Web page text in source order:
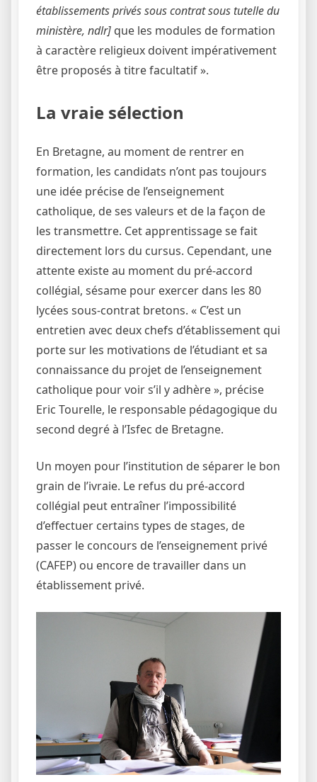
établissements privés sous contrat sous tutelle du
ministère, ndlr] que les modules de formation
à caractère religieux doivent impérativement
être proposés à titre facultatif ».
La vraie sélection
En Bretagne, au moment de rentrer en
formation, les candidats n’ont pas toujours
une idée précise de l’enseignement
catholique, de ses valeurs et de la façon de
les transmettre. Cet apprentissage se fait
directement lors du cursus. Cependant, une
attente existe au moment du pré-accord
collégial, sésame pour exercer dans les 80
lycées sous-contrat bretons. « C’est un
entretien avec deux chefs d’établissement qui
porte sur les motivations de l’étudiant et sa
connaissance du projet de l’enseignement
catholique pour voir s’il y adhère », précise
Eric Tourelle, le responsable pédagogique du
second degré à l’Isfec de Bretagne.
Un moyen pour l’institution de séparer le bon
grain de l’ivraie. Le refus du pré-accord
collégial peut entraîner l’impossibilité
d’effectuer certains types de stages, de
passer le concours de l’enseignement privé
(CAFEP) ou encore de travailler dans un
établissement privé.